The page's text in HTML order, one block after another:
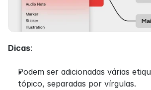
Dicas:
Podem ser adicionadas várias
tópico, separadas por vírgulas.